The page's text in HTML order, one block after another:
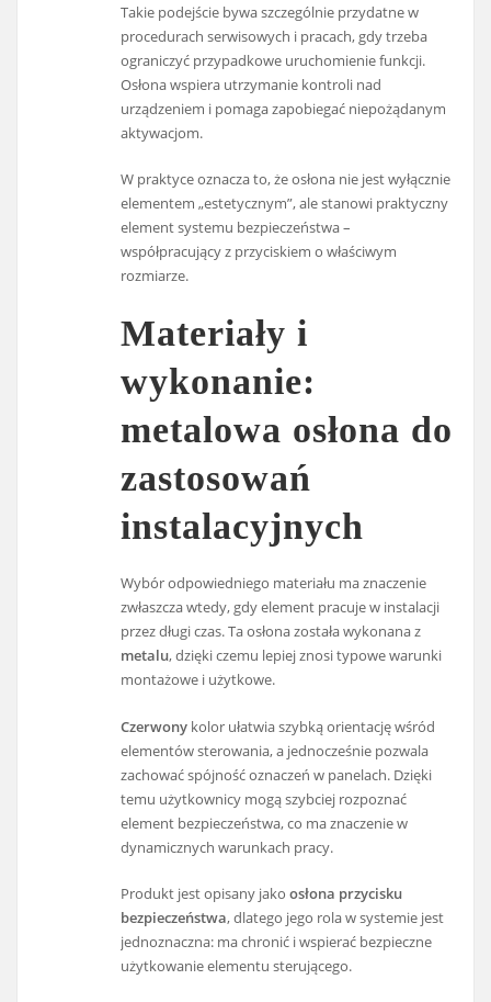
Takie podejście bywa szczególnie przydatne w
procedurach serwisowych i pracach, gdy trzeba
ograniczyć przypadkowe uruchomienie funkcji.
Osłona wspiera utrzymanie kontroli nad
urządzeniem i pomaga zapobiegać niepożądanym
aktywacjom.
W praktyce oznacza to, że osłona nie jest wyłącznie
elementem „estetycznym”, ale stanowi praktyczny
element systemu bezpieczeństwa –
współpracujący z przyciskiem o właściwym
rozmiarze.
Materiały i
wykonanie:
metalowa osłona do
zastosowań
instalacyjnych
Wybór odpowiedniego materiału ma znaczenie
zwłaszcza wtedy, gdy element pracuje w instalacji
przez długi czas. Ta osłona została wykonana z
metalu, dzięki czemu lepiej znosi typowe warunki
montażowe i użytkowe.
Czerwony kolor ułatwia szybką orientację wśród
elementów sterowania, a jednocześnie pozwala
zachować spójność oznaczeń w panelach. Dzięki
temu użytkownicy mogą szybciej rozpoznać
element bezpieczeństwa, co ma znaczenie w
dynamicznych warunkach pracy.
Produkt jest opisany jakoosłona przycisku
bezpieczeństwa, dlatego jego rola w systemie jest
jednoznaczna: ma chronić i wspierać bezpieczne
użytkowanie elementu sterującego.